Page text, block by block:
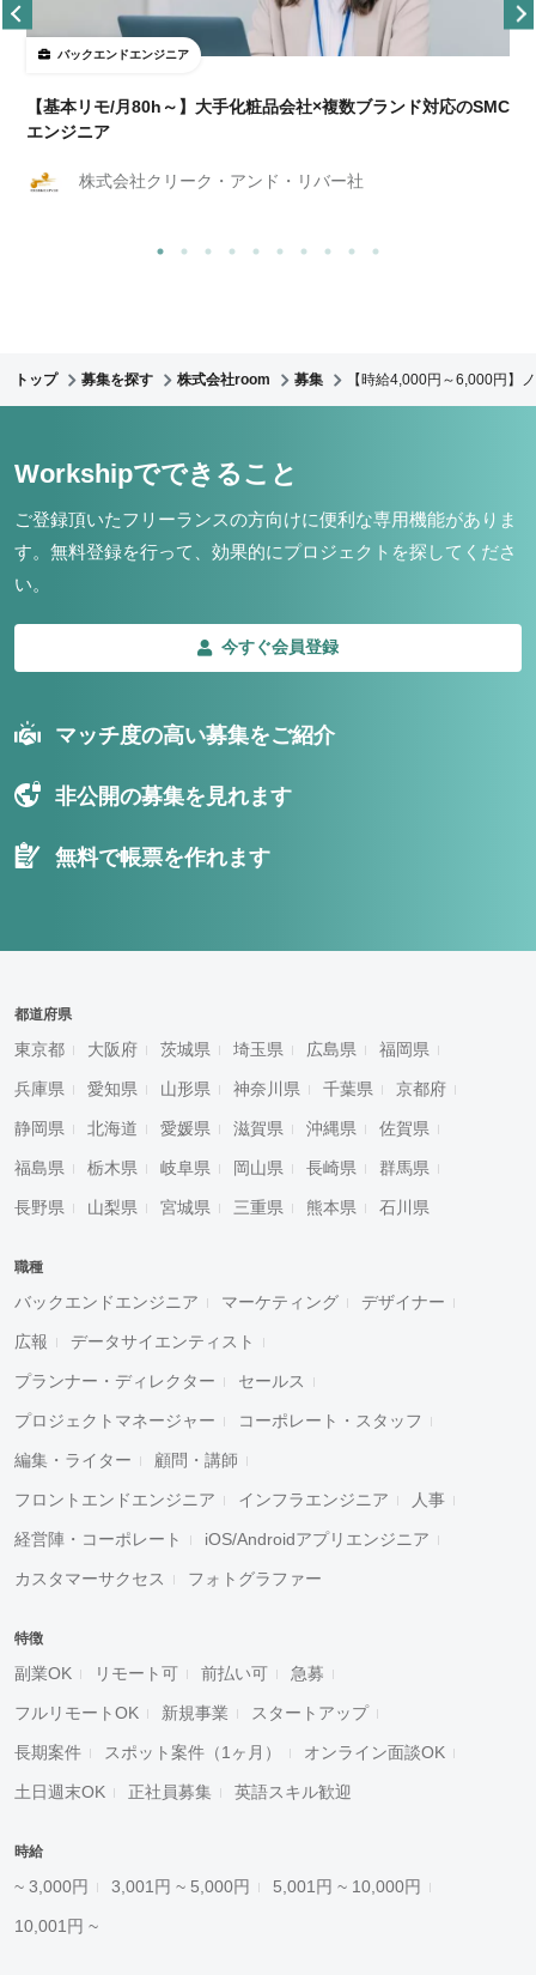
バックエンドエンジニア
【基本リモ/月80h～】大手化粧品会社×複数ブランド対応のSMC
エンジニア
株式会社クリーク・アンド・リバー社
トップ 募集を探す 株式会社room 募集 【時給4,000円～6,000円】
Workshipでできること
ご登録頂いたフリーランスの方向けに便利な専用機能がありま
す。 無料登録を行って、効果的にプロジェクトを探してくださ
い。
今すぐ会員登録
マッチ度の高い募集をご紹介
非公開の募集を見れます
無料で帳票を作れます
都道府県
東京都 大阪府 茨城県 埼玉県 広島県 福岡県
兵庫県 愛知県 山形県 神奈川県 千葉県 京都府
静岡県 北海道 愛媛県 滋賀県 沖縄県 佐賀県
福島県 栃木県 岐阜県 岡山県 長崎県 群馬県
長野県 山梨県 宮城県 三重県 熊本県 石川県
職種
バックエンドエンジニア マーケティング デザイナー
広報 データサイエンティスト
プランナー・ディレクター セールス
プロジェクトマネージャー コーポレート・スタッフ
編集・ライター 顧問・講師
フロントエンドエンジニア インフラエンジニア 人事
経営陣・コーポレート iOS/Androidアプリエンジニア
カスタマーサクセス フォトグラファー
特徴
副業OK リモート可 前払い可 急募
フルリモートOK 新規事業 スタートアップ
長期案件 スポット案件（1ヶ月） オンライン面談OK
土日週末OK 正社員募集 英語スキル歓迎
時給
~ 3,000円 3,001円 ~ 5,000円 5,001円 ~ 10,000円
10,001円 ~